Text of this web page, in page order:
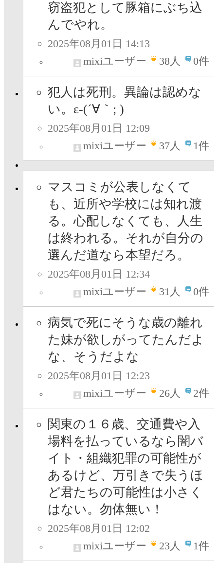
窃盗犯として豚箱にぶち込
んでやれ。
2025年08月01日 14:13
mixiユーザー
38人 0件
犯人は死刑。異論は認めな
い。ε-(´∀｀; )
2025年08月01日 12:09
mixiユーザー
37人 1件
マスコミが公表しなくて
も、近所や学校には知れ渡
る。心配しなくても、人生
は終われる。それが自分の
選んだ道なら本望だろ。
2025年08月01日 12:34
mixiユーザー
31人 0件
病気で死にそうな歳の離れ
た妹が欲しがってたんだよ
な、そうだよな
2025年08月01日 12:23
mixiユーザー
26人 2件
関東の１６歳、交通費や入
場料を払っているなら闇バ
イト・組織犯罪の可能性が
あるけど、万引きで失うほ
ど君たちの可能性は小さく
はない。勿体無い！
2025年08月01日 12:02
mixiユーザー
23人 1件